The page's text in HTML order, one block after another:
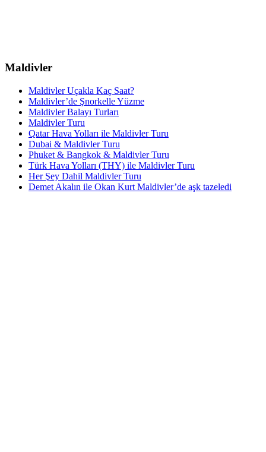
Maldivler
Maldivler Uçakla Kaç Saat?
Maldivler’de Şnorkelle Yüzme
Maldivler Balayı Turları
Maldivler Turu
Qatar Hava Yolları ile Maldivler Turu
Dubai & Maldivler Turu
Phuket & Bangkok & Maldivler Turu
Türk Hava Yolları (THY) ile Maldivler Turu
Her Şey Dahil Maldivler Turu
Demet Akalın ile Okan Kurt Maldivler’de aşk tazeledi